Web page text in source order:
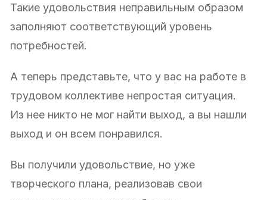
Такие удовольствия неправильным образом
заполняют соответствующий уровень
потребностей.
А теперь представьте, что у вас на работе в
трудовом коллективе непростая ситуация.
Из нее никто не мог найти выход, а вы нашли
выход и он всем понравился.
Вы получили удовольствие, но уже
творческого плана, реализовав свои